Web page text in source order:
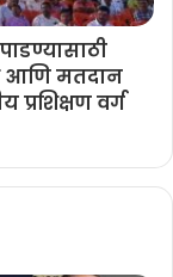
आणि मतदान
प्रशिक्षण वर्ग